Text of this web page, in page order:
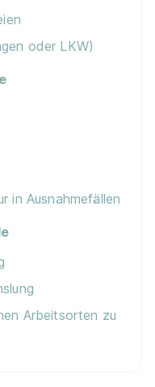
oder LKW)
in Ausnahmefällen
Arbeitsorten zu